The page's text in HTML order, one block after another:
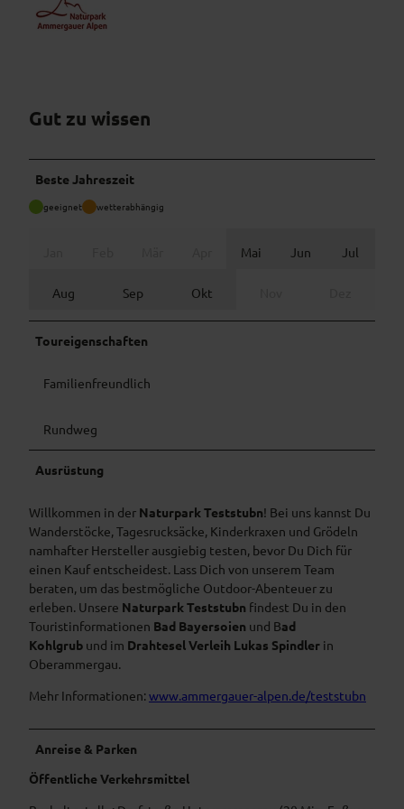
Gut zu wissen
Beste Jahreszeit
geeignet wetterabhängig
Mai Jun Jul
Aug Sep Okt
Toureigenschaften
Familienfreundlich
Rundweg
Ausrüstung
Willkommen in der Naturpark Teststubn! Bei uns kannst Du
Wanderstöcke, Tagesrucksäcke, Kinderkraxen und Grödeln
namhafter Hersteller ausgiebig testen, bevor Du Dich für
einen Kauf entscheidest. Lass Dich von unserem Team
beraten, um das bestmögliche Outdoor-Abenteuer zu
erleben. Unsere Naturpark Teststubn findest Du in den
Touristinformationen Bad Bayersoien und Bad
Kohlgrub und im Drahtesel Verleih Lukas Spindler in
Oberammergau.
Mehr Informationen:www.ammergauer-alpen.de/teststubn
Anreise & Parken
Öffentliche Verkehrsmittel